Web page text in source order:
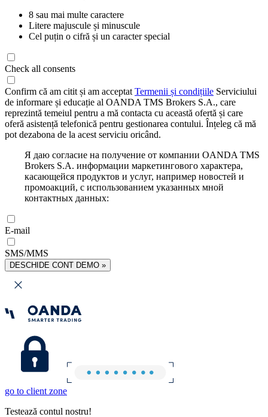
8 sau mai multe caractere
Litere majuscule și minuscule
Cel puțin o cifră și un caracter special
Check all consents
Confirm că am citit și am acceptat Termenii și condițiile Serviciului
de informare și educație al OANDA TMS Brokers S.A., care
reprezintă temeiul pentru a mă contacta cu această ofertă și care
oferă asistență telefonică pentru gestionarea contului. Înțeleg că mă
pot dezabona de la acest serviciu oricând.
Я даю согласие на получение от компании OANDA TMS
Brokers S.A. информации маркетингового характера,
касающейся продуктов и услуг, например новостей и
промоакций, с использованием указанных мной
контактных данных:
E-mail
SMS/MMS
DESCHIDE CONT DEMO »
go to client zone
Testează contul nostru!